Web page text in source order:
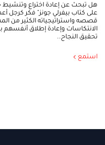
هل تبحث عن إعادة اختراع وتنشيط
على كتاب بيفرلي جونز" فكر كرجل
قصصه واستراتيجياته الكثير من
الانتكاسات وإعادة إطلاق أنفسهم
تحقيق النجاح..
استمع